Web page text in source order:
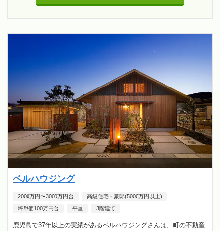
ベルハウジング
2000万円〜3000万円台 高級住宅・豪邸(5000万円以上)
坪単価100万円台 平屋 3階建て
鹿児島で37年以上の実績があるベルハウジングさんは、町の不動産